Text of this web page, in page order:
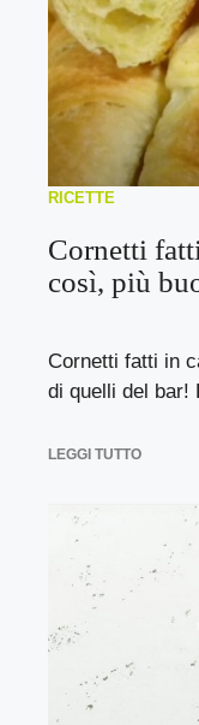
RICETTE
Cornetti
così, più
Cornetti fatti in
di quelli del bar!
LEGGI TUTTO